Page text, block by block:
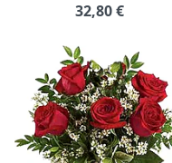
32,80€